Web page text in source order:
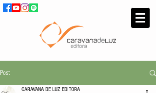
Post
CARAVANA DE LUZ EDITORA